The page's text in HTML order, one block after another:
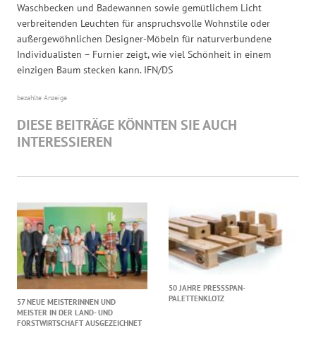
Waschbecken und Badewannen sowie gemütlichem Licht
verbreitenden Leuchten für anspruchsvolle Wohnstile oder
außergewöhnlichen Designer-Möbeln für naturverbundene
Individualisten – Furnier zeigt, wie viel Schönheit in einem
einzigen Baum stecken kann. IFN/DS
bezahlte Anzeige
DIESE BEITRÄGE KÖNNTEN SIE AUCH
INTERESSIEREN
57 NEUE MEISTERINNEN UND
MEISTER IN DER LAND- UND
FORSTWIRTSCHAFT AUSGEZEICHNET
50 JAHRE PRESSSPAN-
PALETTENKLOTZ